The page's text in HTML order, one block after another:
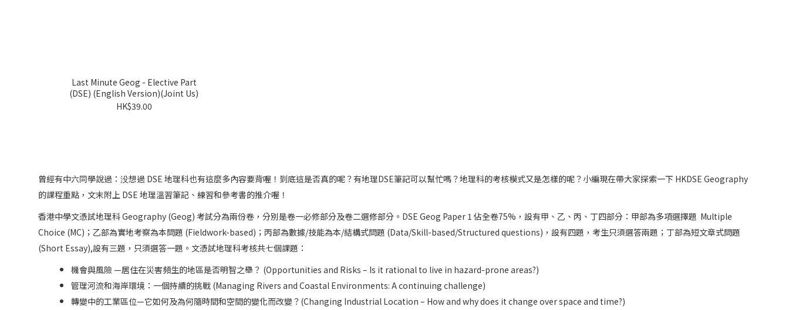
Last Minute Geog - Elective Part
(DSE) (English Version)(Joint Us)
HK$39.00
曾經有中六同學說過：没想過 DSE 地理科也有這麼多內容要背喔！到底這是否真的呢？有地理DSE筆記可以幫忙嗎？地理科的考核模式又是怎樣的呢？小編現在帶大家探索一下 HKDSE Geography
的課程重點，文末附上 DSE 地理溫習筆記、練習和參考書的推介喔！
香港中學文憑試地理科 Geography (Geog) 考試分為兩份卷，分別是卷一必修部分及卷二選修部分。DSE Geog Paper 1 佔全卷75%，設有甲、乙、丙、丁四部分：甲部為多項選擇題 Multiple
Choice (MC)；乙部為實地考察為本問題 (Fieldwork-based)；丙部為數據/技能為本/結構式問題 (Data/Skill-based/Structured questions)，設有四題，考生只須選答兩題；丁部為短文章式問題
(Short Essay),設有三題，只須選答一題。文憑試地理科考核共七個課題：
機會與風險 —居住在災害頻生的地區是否明智之舉？ (Opportunities and Risks – Is it rational to live in hazard-prone areas?)
管理河流和海岸環境：一個持續的挑戰 (Managing Rivers and Coastal Environments: A continuing challenge)
轉變中的工業區位—它如何及為何隨時間和空間的變化而改變？(Changing Industrial Location – How and why does it change over space and time?)